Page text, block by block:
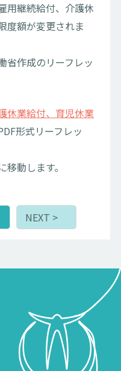
用継続給付、介護休
度額が変更されま
省作成のリーフレッ
休業給付、育児休業
PDF形式リーフレッ
動します。
NEXT >